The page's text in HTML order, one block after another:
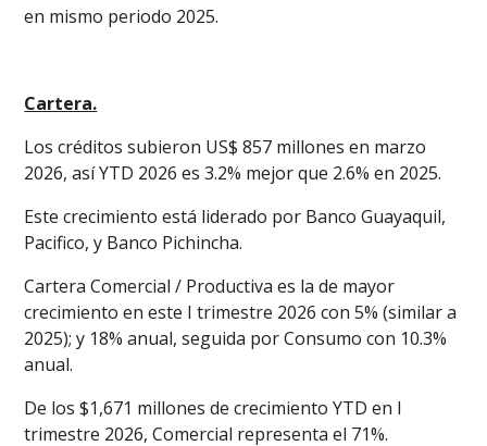
en mismo periodo 2025.
Cartera.
Los créditos subieron US$ 857 millones en marzo
2026, así YTD 2026 es 3.2% mejor que 2.6% en 2025.
Este crecimiento está liderado por Banco Guayaquil,
Pacifico, y Banco Pichincha.
Cartera Comercial / Productiva es la de mayor
crecimiento en este I trimestre 2026 con 5% (similar a
2025); y 18% anual, seguida por Consumo con 10.3%
anual.
De los $1,671 millones de crecimiento YTD en I
trimestre 2026, Comercial representa el 71%.